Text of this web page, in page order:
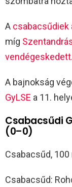
A csabacsűdiek
míg
vendégeskedett.
A bajnokság
GyLSE a 11.
Csabacsűdi
(0–0)
Csabacsűd,
Csabacsűd: